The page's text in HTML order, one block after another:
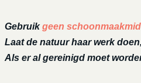
Gebruikgeen
Laat de natuur haar werk
Als er al gereinigd moet